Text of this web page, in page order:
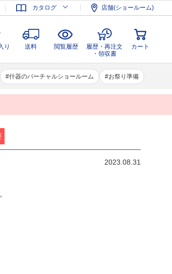
カタログ 店舗(ショールーム)
り 送料 閲覧履歴
履歴・再注文
・領収書
カート
什器のバーチャルショールーム お祭り準備
に入り 送料 閲覧履歴
履歴・再注文
・領収書
カート
2023.08.31